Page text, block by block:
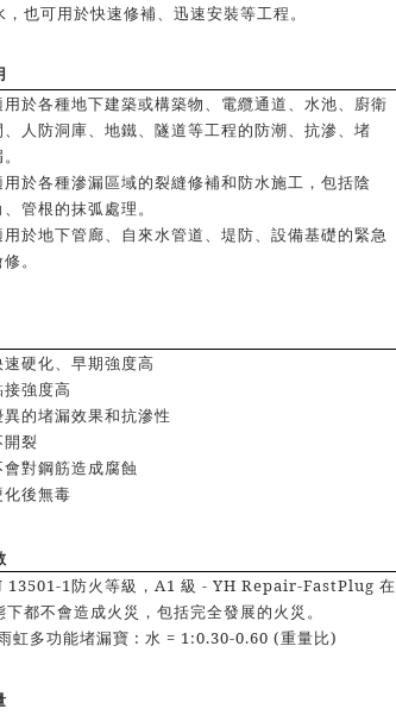
，也可用於快速修補、迅速安裝等工程。
用於各種地下建築或構築物、電纜通道、水池、廚衛
、人防洞庫、地鐵、隧道等工程的防潮、抗滲、堵
用於各種滲漏區域的裂縫修補和防水施工，包括陰
、管根的抹弧處理。
用於地下管廊、自來水管道、堤防、設備基礎的緊急
。
速硬化、早期強度高
接強度高
異的堵漏效果和抗滲性
開裂
會對鋼筋造成腐蝕
化後無毒
13501-1防火等級， A1 級 - YH Repair-FastPlug 在
下都不會造成火災，包括完全發展的火災。
虹多功能堵漏寶 : 水 = 1:0.30-0.60 (重量比)